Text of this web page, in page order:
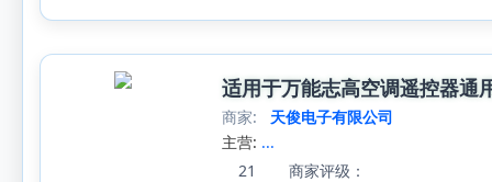
适用于万能志高空调遥控器通
商家:
天俊电子有限公司
主营: ...
21
商家评级：